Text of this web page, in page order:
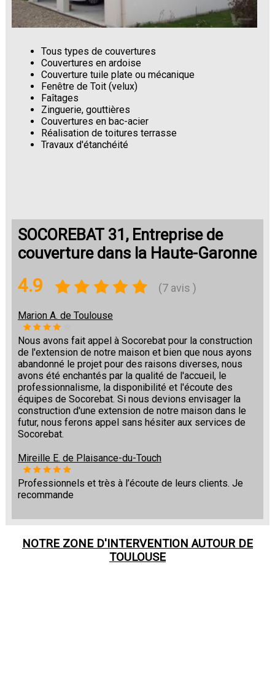
Tous types de couvertures
Couvertures en ardoise
Couverture tuile plate ou mécanique
Fenêtre de Toit (velux)
Faîtages
Zinguerie, gouttières
Couvertures en bac-acier
Réalisation de toitures terrasse
Travaux d'étanchéité
SOCOREBAT 31, Entreprise de
couverture dans la Haute-Garonne
4.9 (7 avis )
Marion A. de Toulouse
Nous avons fait appel à Socorebat pour la construction
de l'extension de notre maison et bien que nous ayons
abandonné le projet pour des raisons diverses, nous
avons été enchantés par la qualité de l'accueil, le
professionnalisme, la disponibilité et l'écoute des
équipes de Socorebat. Si nous devions envisager la
construction d'une extension de notre maison dans le
futur, nous ferons appel sans hésiter aux services de
Socorebat.
Mireille E. de Plaisance-du-Touch
Professionnels et très à l’écoute de leurs clients. Je
recommande
NOTRE ZONE D'INTERVENTION AUTOUR DE
TOULOUSE